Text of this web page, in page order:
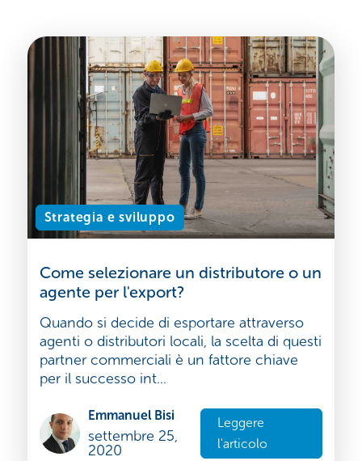
Strategia e sviluppo
Come selezionare un distributore o un
agente per l'export?
Quando si decide di esportare attraverso
agenti o distributori locali, la scelta di questi
partner commerciali è un fattore chiave
per il successo int...
Emmanuel Bisi
settembre 25,
2020
Leggere
l'articolo